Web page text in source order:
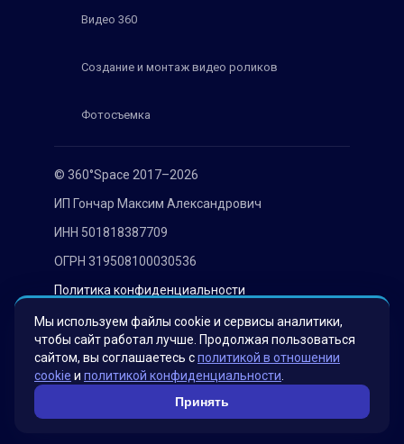
© 360°Space 2017–2026
ИП Гончар Максим Александрович
ИНН 501818387709
ОГРН 319508100030536
Политика конфиденциальности
Согласие на обработку персональных данных
Видео 360
Создание и монтаж видео роликов
Фотосъемка
Мы используем файлы cookie и сервисы аналитики,
чтобы сайт работал лучше. Продолжая пользоваться
сайтом, вы соглашаетесь сполитикой в отношении
cookie и политикой конфиденциальности
Принять